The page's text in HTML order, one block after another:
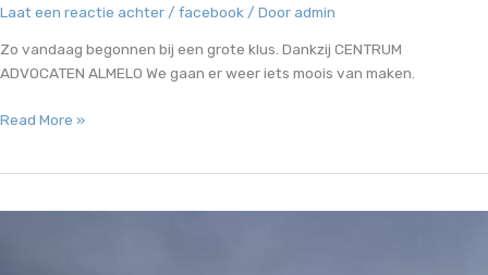
Laat een reactie achter / facebook / Door admin
Zo vandaag begonnen bij een grote klus. Dankzij CENTRUM
ADVOCATEN ALMELO We gaan er weer iets moois van maken.
Zo
een
Read More »